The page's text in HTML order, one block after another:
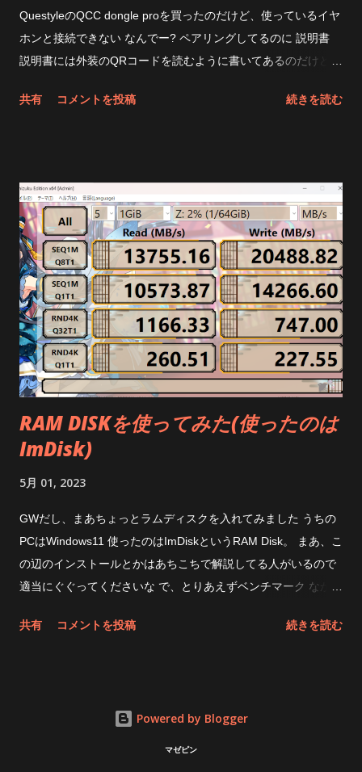
なるのか もしやQuickFormatととかでも変わるのか？と思った
けどそこまでやる気も無かったので放置。速くなるわけないよ
ね。 後は圧縮とか、取り外しメディアとかだし。 最近の性能
ちゃったね まあそれでとにかく速度を稼ぎたいぜって人は
だにスタンダード版は8GBまでなんだな キャッシュ領域にした
いなら大人しく余ってるSSDを使った方がいいんじゃ無いかっ
て気がするけど おしまい
QuestyleのQCC dongle proを買ったのだけど、使っているイヤ
ホンと接続できない なんでー? ペアリングしてるのに 説明書
説明書には外装のQRコードを読むように書いてあるのだけど
んと ヘッドホンのところには QCC Dongle Pro って出てるの
グルとイヤホンをペアリングする必要があった 何だそりゃー
Google PlayでQuestyleで検索かけるか こちら でまずはインス
トール そしてスマホにドングルを刺して、このアプリ内からイ
ヤホンをペアリング そしてそのドングルをWindows11の空いて
るUSB TYPE-Cポートに突き刺す 音が出た！ やったね 結局
音が良くなった? どうなんだろうね 正直言ってよくわからん
ただ、マイケルジャクソンのThe Jamのオープニングのガラス
の割れる音は 今までよりも細かくパリパリ聞こえるようになっ
たから効果はあったんだと思う それと遅延が少なくなった
finalのZE3000 SVというイヤホンを使っていたのだけど今まで
のただのUSBドングルで YouTubeを見てると明らかに音と画面
のタイミングがずれてて、 Bluetoothイヤホンってこんなもんか
が酷いとか書いてあったからビビってたんだけどね(でも有線イ
ヤホン使うと、あ、これが合ってる状態なんだってなるので遅
延はあるみたい) あと、たまにイヤホンと繋がらなくなるねぇ
相性問題というやつなのだろうか 今までのUSBドングルが捨
てられない 最期に罠が一つ そりゃ無いぜって言いたくなるのが
pro はWindowsからはイヤホンとして認識されるので他の
共有 コメントを投稿 続きを読む
RAM DISKを使ってみた(使ったのは
ImDisk)
5月 01, 2023
GWだし、まあちょっとラムディスクを入れてみました うちの
PCはWindows11 使ったのはImDiskというRAM Disk。 まあ、こ
の辺のインストールとかはあちこちで解説してる人がいるので
適当にぐぐってくださいな で、とりあえずベンチマーク なかな
ディスクにするといいよ・・・と言うけど そもそもメインドラ
Adobe Audition というアプリ これが結構高速化する(キャッシ
ュをちゃんとRAMディスクにしたら・・・だけど) ハイレゾ音
共有 コメントを投稿 続きを読む
Powered by Blogger
マゼピン